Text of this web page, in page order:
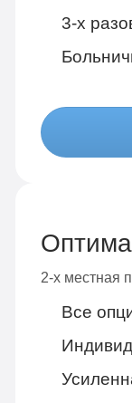
3-х
2-х местная
Все